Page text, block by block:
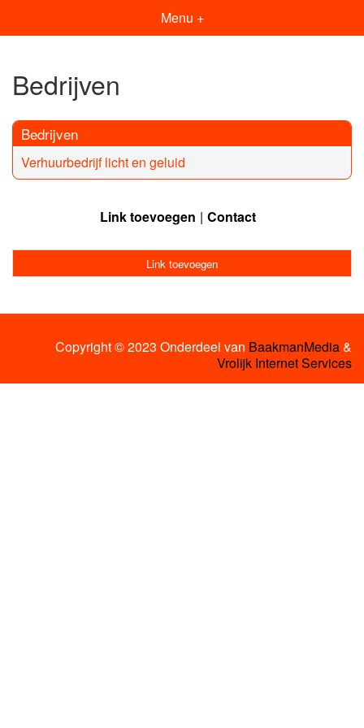
Menu +
Bedrijven
Bedrijven
Verhuurbedrijf licht en geluid
Link toevoegen Contact
Link toevoegen
Copyright © 2023 Onderdeel van BaakmanMedia&
Vrolijk Internet Services